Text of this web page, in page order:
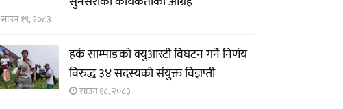
साउन १९, २०८३
हर्क साम्पाङको क्युआरटी विघटन गर्ने निर्णय
विरुद्ध ३४ सदस्यको संयुक्त विज्ञप्ती
साउन १८, २०८३